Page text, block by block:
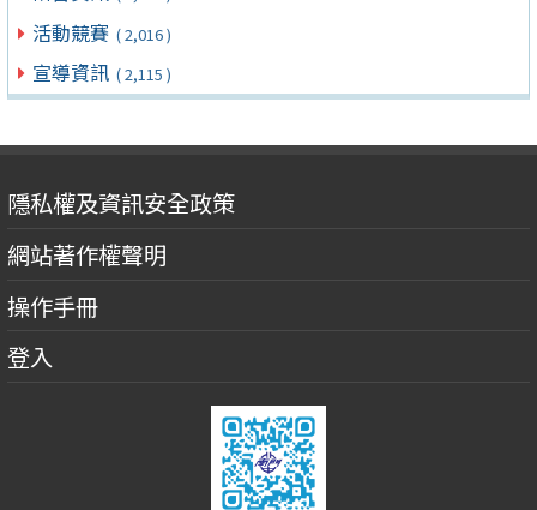
活動競賽 ( 2,016 )
宣導資訊 ( 2,115 )
隱私權及資訊安全政策
網站著作權聲明
操作手冊
登入